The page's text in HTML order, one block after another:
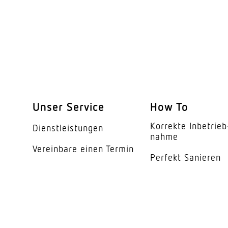
Werkstoff der
Ausstrahlungswinkel
Entblendungswert
Unser Service
Dienst­leis­tungen
Vereinbare einen Termin
How To
Korrekte
nahme
Perfekt Sanieren